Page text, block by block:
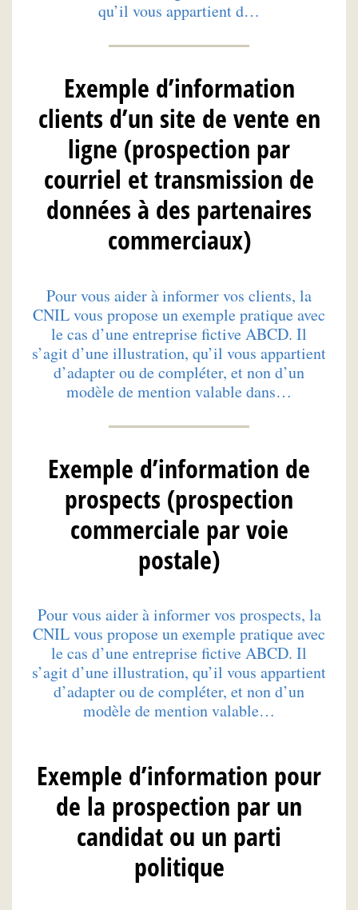
qu’il vous appartient d…
Exemple d’information
clients d’un site de vente en
ligne (prospection par
courriel et transmission de
données à des partenaires
commerciaux)
Pour vous aider à informer vos clients, la
CNIL vous propose un exemple pratique avec
le cas d’une entreprise fictive ABCD. Il
s’agit d’une illustration, qu’il vous appartient
d’adapter ou de compléter, et non d’un
modèle de mention valable dans…
Exemple d’information de
prospects (prospection
commerciale par voie
postale)
Pour vous aider à informer vos prospects, la
CNIL vous propose un exemple pratique avec
le cas d’une entreprise fictive ABCD. Il
s’agit d’une illustration, qu’il vous appartient
d’adapter ou de compléter, et non d’un
modèle de mention valable…
Exemple d’information pour
de la prospection par un
candidat ou un parti
politique